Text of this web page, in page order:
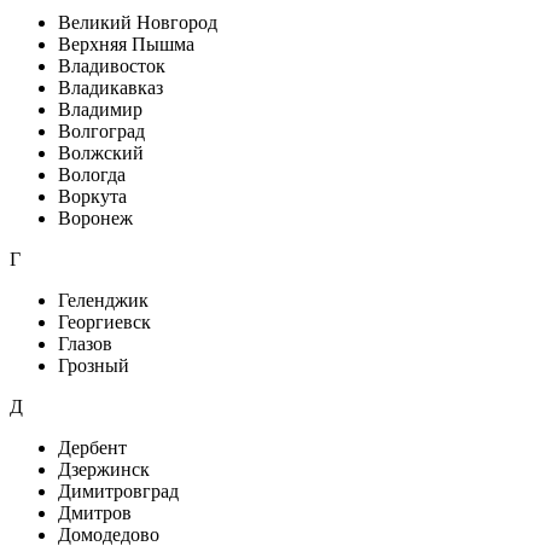
Великий Новгород
Верхняя Пышма
Владивосток
Владикавказ
Владимир
Волгоград
Волжский
Вологда
Воркута
Воронеж
Г
Геленджик
Георгиевск
Глазов
Грозный
Д
Дербент
Дзержинск
Димитровград
Дмитров
Домодедово